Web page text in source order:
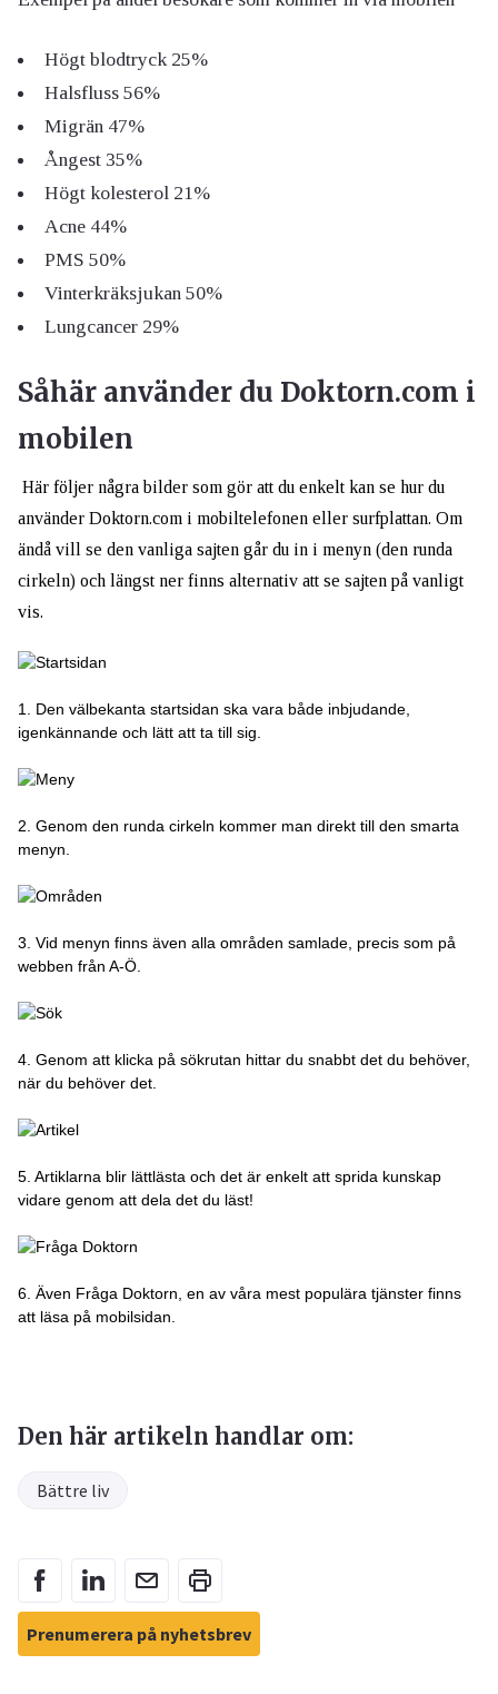
Högt blodtryck 25%
Halsfluss 56%
Migrän 47%
Ångest 35%
Högt kolesterol 21%
Acne 44%
PMS 50%
Vinterkräksjukan 50%
Lungcancer 29%
Såhär använder du Doktorn.com i
mobilen
Här följer några bilder som gör att du enkelt kan se hur du
använder Doktorn.com i mobiltelefonen eller surfplattan. Om
ändå vill se den vanliga sajten går du in i menyn (den runda
cirkeln) och längst ner finns alternativ att se sajten på vanligt
vis.
1. Den välbekanta startsidan ska vara både inbjudande,
igenkännande och lätt att ta till sig.
2. Genom den runda cirkeln kommer man direkt till den smarta
menyn.
3. Vid menyn finns även alla områden samlade, precis som på
webben från A-Ö.
4. Genom att klicka på sökrutan hittar du snabbt det du behöver,
när du behöver det.
5. Artiklarna blir lättlästa och det är enkelt att sprida kunskap
vidare genom att dela det du läst!
6. Även Fråga Doktorn, en av våra mest populära tjänster finns
att läsa på mobilsidan.
Den här artikeln handlar om:
Bättre liv
Prenumerera på nyhetsbrev